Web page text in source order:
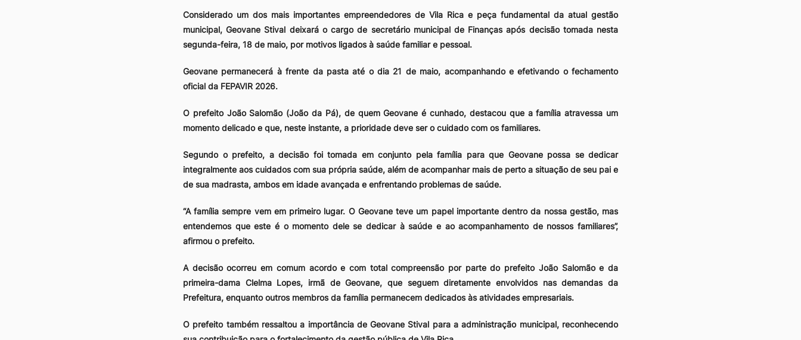
Considerado um dos mais importantes empreendedores de Vila Rica e peça fundamental da atual gestão
municipal, Geovane Stival deixará o cargo de secretário municipal de Finanças após decisão tomada nesta
segunda-feira, 18 de maio, por motivos ligados à saúde familiar e pessoal.
Geovane permanecerá à frente da pasta até o dia 21 de maio, acompanhando e efetivando o fechamento
oficial da FEPAVIR 2026.
O prefeito João Salomão (João da Pá), de quem Geovane é cunhado, destacou que a família atravessa um
momento delicado e que, neste instante, a prioridade deve ser o cuidado com os familiares.
Segundo o prefeito, a decisão foi tomada em conjunto pela família para que Geovane possa se dedicar
integralmente aos cuidados com sua própria saúde, além de acompanhar mais de perto a situação de seu pai e
de sua madrasta, ambos em idade avançada e enfrentando problemas de saúde.
“A família sempre vem em primeiro lugar. O Geovane teve um papel importante dentro da nossa gestão, mas
entendemos que este é o momento dele se dedicar à saúde e ao acompanhamento de nossos familiares”,
afirmou o prefeito.
A decisão ocorreu em comum acordo e com total compreensão por parte do prefeito João Salomão e da
primeira-dama Clelma Lopes, irmã de Geovane, que seguem diretamente envolvidos nas demandas da
Prefeitura, enquanto outros membros da família permanecem dedicados às atividades empresariais.
O prefeito também ressaltou a importância de Geovane Stival para a administração municipal, reconhecendo